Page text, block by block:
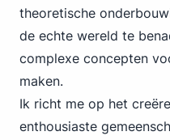
theoretische
de echte wereld te
complexe concepten
maken.
Ik richt me op het
enthousiaste